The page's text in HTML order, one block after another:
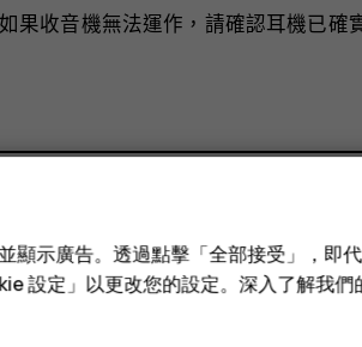
如果收音機無法運作，請確認耳機已確
？
顯示廣告。透過點擊「全部接受」，即
設定」以更改您的設定。深入了解我們